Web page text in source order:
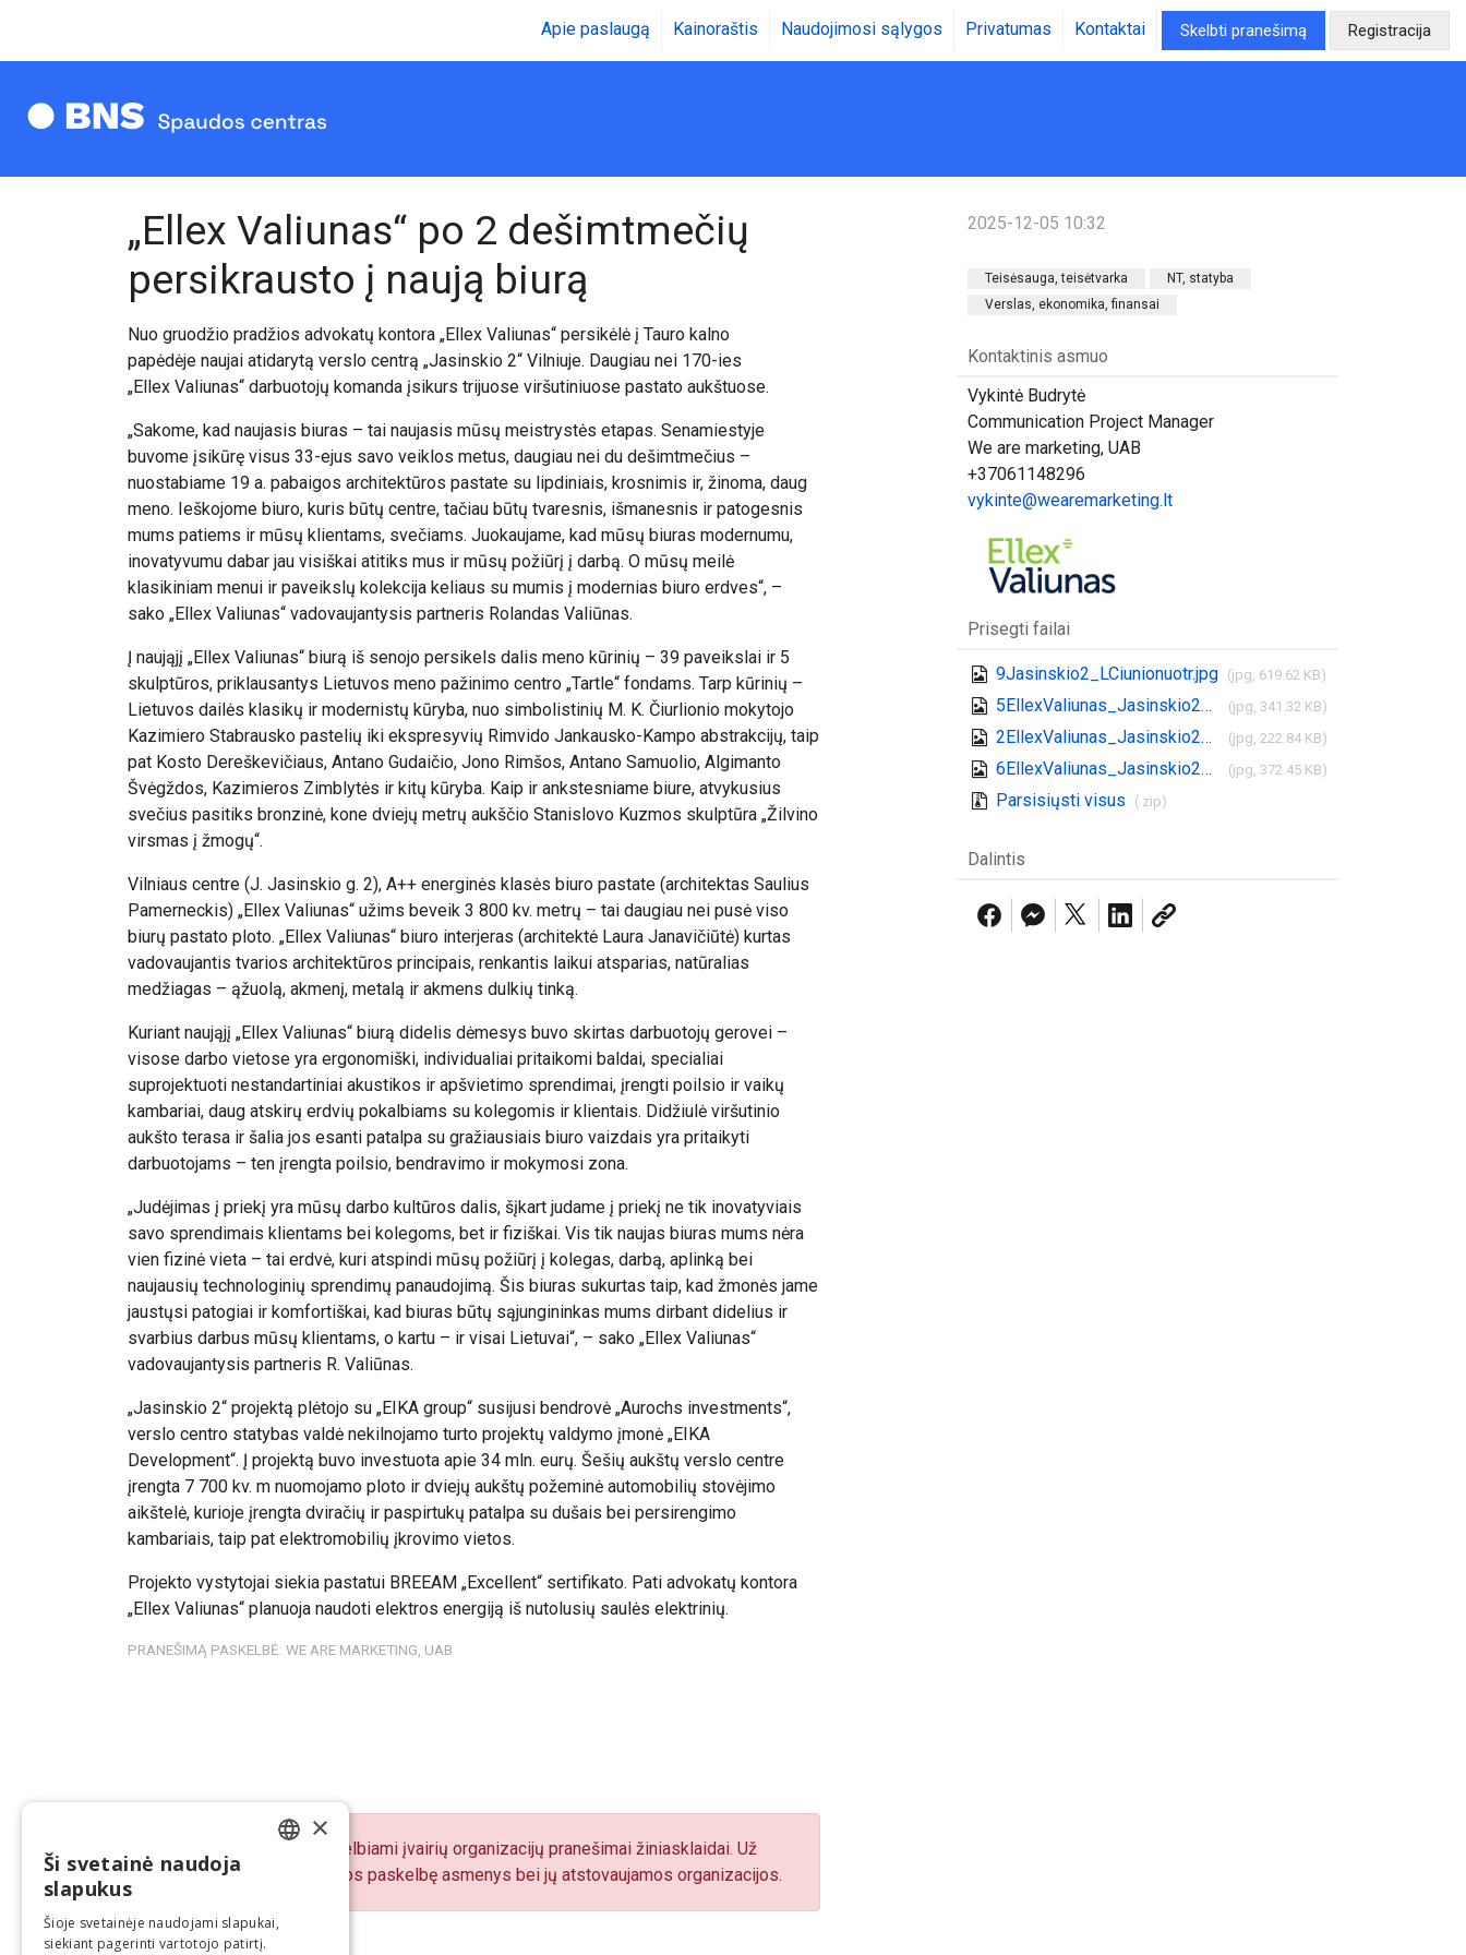
Apie paslaugą Kainoraštis Naudojimosi sąlygos Privatumas Kontaktai Skelbti pranešimą Registracija
„Ellex Valiunas“ po 2 dešimtmečių
persikrausto į naują biurą
Nuo gruodžio pradžios advokatų kontora „Ellex Valiunas“ persikėlė į Tauro kalno
papėdėje naujai atidarytą verslo centrą „Jasinskio 2“ Vilniuje. Daugiau nei 170-ies
„Ellex Valiunas“ darbuotojų komanda įsikurs trijuose viršutiniuose pastato aukštuose.
„Sakome, kad naujasis biuras – tai naujasis mūsų meistrystės etapas. Senamiestyje
buvome įsikūrę visus 33-ejus savo veiklos metus, daugiau nei du dešimtmečius –
nuostabiame 19 a. pabaigos architektūros pastate su lipdiniais, krosnimis ir, žinoma, daug
meno. Ieškojome biuro, kuris būtų centre, tačiau būtų tvaresnis, išmanesnis ir patogesnis
mums patiems ir mūsų klientams, svečiams. Juokaujame, kad mūsų biuras modernumu,
inovatyvumu dabar jau visiškai atitiks mus ir mūsų požiūrį į darbą. O mūsų meilė
klasikiniam menui ir paveikslų kolekcija keliaus su mumis į modernias biuro erdves“, –
sako „Ellex Valiunas“ vadovaujantysis partneris Rolandas Valiūnas.
Į naująjį „Ellex Valiunas“ biurą iš senojo persikels dalis meno kūrinių – 39 paveikslai ir 5
skulptūros, priklausantys Lietuvos meno pažinimo centro „Tartle“ fondams. Tarp kūrinių –
Lietuvos dailės klasikų ir modernistų kūryba, nuo simbolistinių M. K. Čiurlionio mokytojo
Kazimiero Stabrausko pastelių iki ekspresyvių Rimvido Jankausko-Kampo abstrakcijų, taip
pat Kosto Dereškevičiaus, Antano Gudaičio, Jono Rimšos, Antano Samuolio, Algimanto
Švėgždos, Kazimieros Zimblytės ir kitų kūryba. Kaip ir ankstesniame biure, atvykusius
svečius pasitiks bronzinė, kone dviejų metrų aukščio Stanislovo Kuzmos skulptūra „Žilvino
virsmas į žmogų“.
Vilniaus centre (J. Jasinskio g. 2), A++ energinės klasės biuro pastate (architektas Saulius
Pamerneckis) „Ellex Valiunas“ užims beveik 3 800 kv. metrų – tai daugiau nei pusė viso
biurų pastato ploto. „Ellex Valiunas“ biuro interjeras (architektė Laura Janavičiūtė) kurtas
vadovaujantis tvarios architektūros principais, renkantis laikui atsparias, natūralias
medžiagas – ąžuolą, akmenį, metalą ir akmens dulkių tinką.
Kuriant naująjį „Ellex Valiunas“ biurą didelis dėmesys buvo skirtas darbuotojų gerovei –
visose darbo vietose yra ergonomiški, individualiai pritaikomi baldai, specialiai
suprojektuoti nestandartiniai akustikos ir apšvietimo sprendimai, įrengti poilsio ir vaikų
kambariai, daug atskirų erdvių pokalbiams su kolegomis ir klientais. Didžiulė viršutinio
aukšto terasa ir šalia jos esanti patalpa su gražiausiais biuro vaizdais yra pritaikyti
darbuotojams – ten įrengta poilsio, bendravimo ir mokymosi zona.
„Judėjimas į priekį yra mūsų darbo kultūros dalis, šįkart judame į priekį ne tik inovatyviais
savo sprendimais klientams bei kolegoms, bet ir fiziškai. Vis tik naujas biuras mums nėra
vien fizinė vieta – tai erdvė, kuri atspindi mūsų požiūrį į kolegas, darbą, aplinką bei
naujausių technologinių sprendimų panaudojimą. Šis biuras sukurtas taip, kad žmonės jame
jaustųsi patogiai ir komfortiškai, kad biuras būtų sąjungininkas mums dirbant didelius ir
svarbius darbus mūsų klientams, o kartu – ir visai Lietuvai“, – sako „Ellex Valiunas“
vadovaujantysis partneris R. Valiūnas.
„Jasinskio 2“ projektą plėtojo su „EIKA group“ susijusi bendrovė „Aurochs investments“,
verslo centro statybas valdė nekilnojamo turto projektų valdymo įmonė „EIKA
Development“. Į projektą buvo investuota apie 34 mln. eurų. Šešių aukštų verslo centre
įrengta 7 700 kv. m nuomojamo ploto ir dviejų aukštų požeminė automobilių stovėjimo
aikštelė, kurioje įrengta dviračių ir paspirtukų patalpa su dušais bei persirengimo
kambariais, taip pat elektromobilių įkrovimo vietos.
Projekto vystytojai siekia pastatui BREEAM „Excellent“ sertifikato. Pati advokatų kontora
„Ellex Valiunas“ planuoja naudoti elektros energiją iš nutolusių saulės elektrinių.
PRANEŠIMĄ PASKELBĖ: WE ARE MARKETING, UAB
„BNS Spaudos centre“ skelbiami įvairių organizacijų pranešimai žiniasklaidai. Už
pranešimų turinį atsako juos paskelbę asmenys bei jų atstovaujamos organizacijos.
2025-12-05 10:32
Teisėsauga, teisėtvarka
NT, statyba
Verslas, ekonomika, finansai
Kontaktinis asmuo
Vykintė Budrytė
Communication Project Manager
We are marketing, UAB
+37061148296
vykinte@wearemarketing.lt
Prisegti failai
9Jasinskio2_LCiunionuotr.jpg (jpg, 619.62 KB)
5EllexValiunas_Jasinskio2_GMatulaicionuotr.jpg (jpg, 341.32 KB)
2EllexValiunas_Jasinskio2_GMatulaicionuotr.jpg (jpg, 222.84 KB)
6EllexValiunas_Jasinskio2_GMatulaicionuotr.jpg (jpg, 372.45 KB)
Parsisiųsti visus (.zip)
Dalintis
×
Ši svetainė naudoja
slapukus
Šioje svetainėje naudojami slapukai,
siekiant pagerinti vartotojo patirtį.